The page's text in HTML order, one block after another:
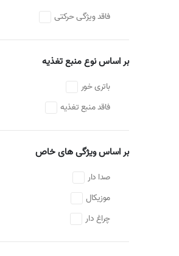
فاقد ویژگی حرکتی
بر اساس نوع منبع تغذیه
باتری خور
فاقد منبع تغذیه
بر اساس ویژگی های خاص
صدا دار
موزیکال
چراغ دار